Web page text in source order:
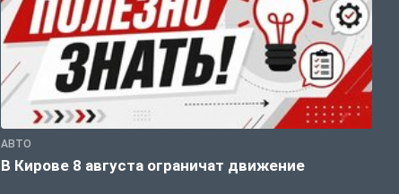
АВТО
В Кирове 8 августа ограничат движение